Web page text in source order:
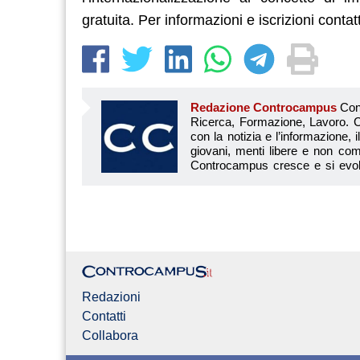
gratuita. Per informazioni e iscrizioni
Redazione Controcampus Controcampus è Il magazine più letto dai giovani su: Scuola, Università, Ricerca, Formazione, Lavoro. Controcampus nasce nell’ottobre 2001 con la missione di affiancare con la notizia e l’informazione, il mondo dell’istruzione e dell’università. Il suo cuore pulsante sono i giovani, menti libere e non compromesse da nessun interesse di parte. Il progetto è ambizioso e Controcampus cresce e si evolve arricchendo il proprio staff con nuovi giovani vogliosi di
Redazioni
Contatti
Collabora